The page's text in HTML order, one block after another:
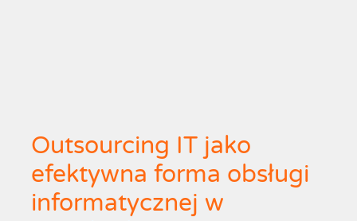
Outsourcing IT jako
efektywna forma obsługi
informatycznej w